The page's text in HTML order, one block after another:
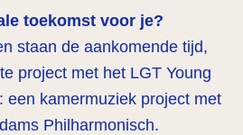
toekomst voor je?
staan de aankomende tijd,
project met het LGT Young
een kamermuziek project met
Philharmonisch.